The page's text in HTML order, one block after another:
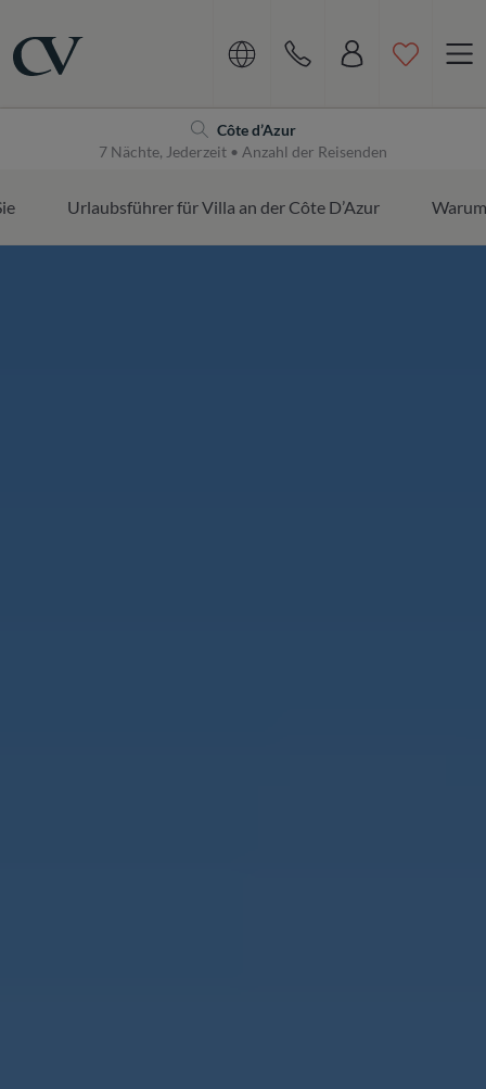
Côte d’Azur
7 Nächte, Jederzeit • Anzahl der Reisenden
Urlaubsführer für Villa an der Côte D’Azur